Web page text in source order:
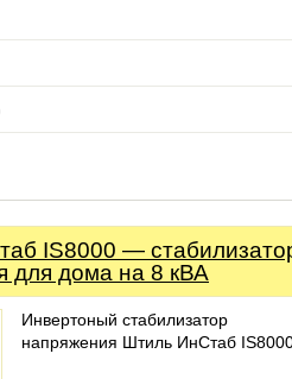
IS8000 —
для дома на 8 кВА
Инвертоный стабилизатор
напряжения Штиль ИнСтаб